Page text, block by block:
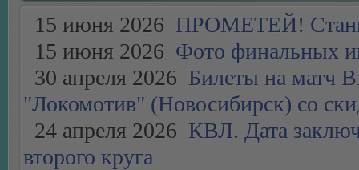
15 июня 2026 ПРОМЕТЕЙ!
15 июня 2026 Фото финальных
30 апреля 2026 Билеты на матч
"Локомотив" (Новосибирск) со
24 апреля 2026 КВЛ. Дата
второго круга